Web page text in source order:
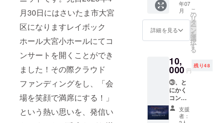
月30日にはさいたま市大宮
区になりますレイボック
ホール大宮小ホールにてコ
ンサートを開くことができ
ました！その際クラウド
ファンディングをし、「会
場を笑顔で満席にする！」
という熱い思いを、発信い
お名前
を当日
窓口で
お伝え
ケット
の場合
は学生
証をお
持ちく
ださい
ませ。
その場
カード
と当日
観覧で
きる良
席のク
ラウド
ディン
グプレ
ミアム
シート
チケッ
ト１名
様分を
当日会
年07
月
詳細を見る
こ
の
リ
タ
ー
ン
を
選
択
す
る
10,
000 円
残り48
③、と
にかく
コン
サート
を全力
で応援
支援
者：